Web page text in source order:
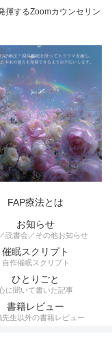
揮するZoomカウンセリン
FAP療法とは
お知らせ
読書会／その他お知らせ
催眠スクリプト
自作催眠スクリプト
ひとりごと
に聞いて書いた記事
書籍レビュー
先生以外の書籍レビュー